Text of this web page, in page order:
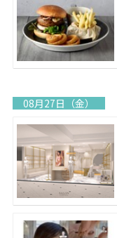
08月27日（金）